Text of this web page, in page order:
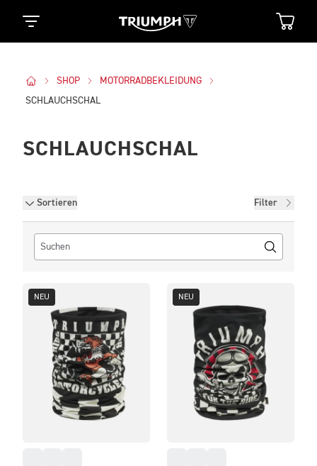
SHOP
MOTORRADBEKLEIDUNG
SCHLAUCHSCHAL
SCHLAUCHSCHAL
Sortieren Filter
Filter
NEU NEU